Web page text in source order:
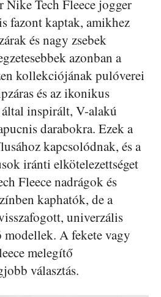
Tech Fleece jogger
fazont kaptak, amikhez
és nagy zsebek
azonban a
kollekciójának pulóverei
és az ikonikus
inspirált, V-alakú
darabokra. Ezek a
kapcsolódnak, és a
iránti elkötelezettséget
Fleece nadrágok és
kaphatók, de a
univerzális
modellek. A fekete vagy
melegítő
választás.